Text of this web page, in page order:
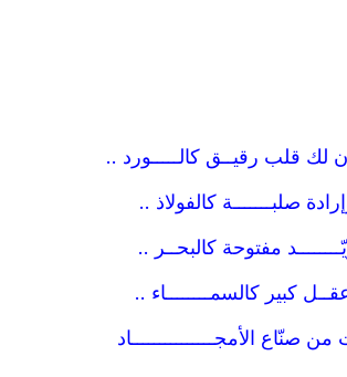
لك قلب رقيــق كالـــــورد ..
صلبـــــــة كالفولاذ ..
مفتوحة كالبحــر ..
كبير كالسمــــــــاء ..
صنّاع الأمجـــــــــــــــاد